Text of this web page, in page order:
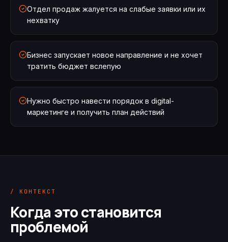
Отдел продаж жалуется на слабые заявки или их
нехватку
Бизнес запускает новое направление и не хочет
тратить бюджет вслепую
Нужно быстро навести порядок в digital-
маркетинге и получить план действий
/ КОНТЕКСТ
Когда это становится
проблемой